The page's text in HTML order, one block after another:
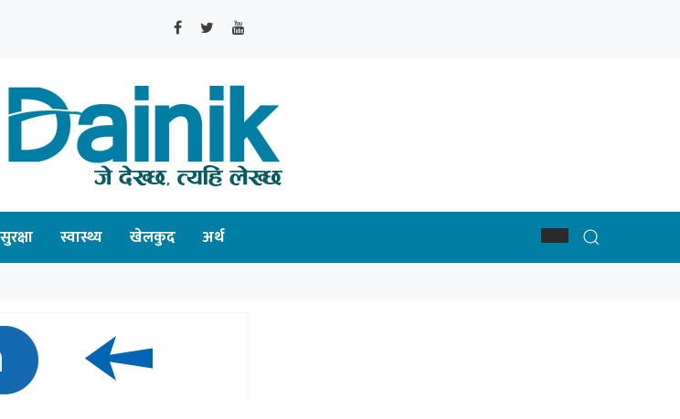
सुरक्षा स्वास्थ्य खेलकुद अर्थ